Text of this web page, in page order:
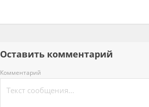
Оставить комментарий
Комментарий